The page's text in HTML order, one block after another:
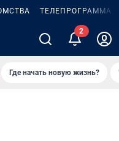
ТЕЛЕПРОГРАММА
Где начать новую жизнь?